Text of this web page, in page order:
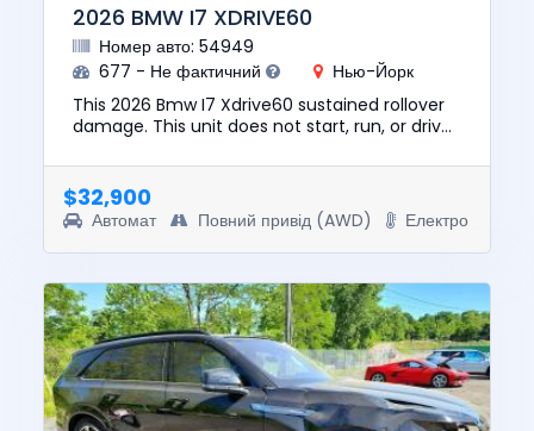
2026 BMW I7 XDRIVE60
Номер авто: 54949
677 - Не фактичний
Нью-Йорк
This 2026 Bmw I7 Xdrive60 sustained rollover
damage. This unit does not start, run, or drive.
$129835. This ve...
$32,900
Автомат Повний привід (AWD) Електро